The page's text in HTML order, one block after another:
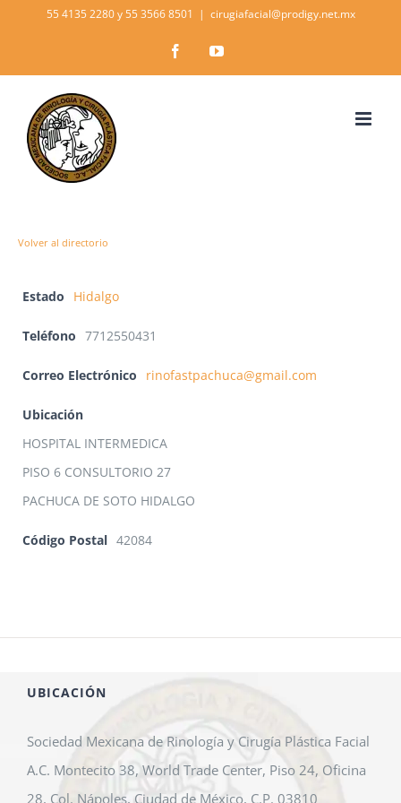
content
55 4135 2280 y 55 3566 8501 | cirugiafacial@prodigy.net.mx
FacebookYouTube
Volver al directorio
Estado Hidalgo
Teléfono 7712550431
Correo Electrónico rinofastpachuca@gmail.com
Ubicación
HOSPITAL INTERMEDICA
PISO 6 CONSULTORIO 27
PACHUCA DE SOTO HIDALGO
Código Postal 42084
UBICACIÓN
Sociedad Mexicana de Rinología y Cirugía Plástica Facial
A.C. Montecito 38, World Trade Center, Piso 24, Oficina
28, Col. Nápoles, Ciudad de México, C.P. 03810